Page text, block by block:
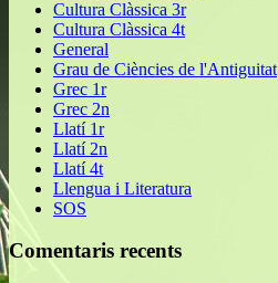
Cultura Clàssica 3r
Cultura Clàssica 4t
General
Grau de Ciències de l'Antiguitat
Grec 1r
Grec 2n
Llatí 1r
Llatí 2n
Llatí 4t
Llengua i Literatura
SOS
Comentaris recents